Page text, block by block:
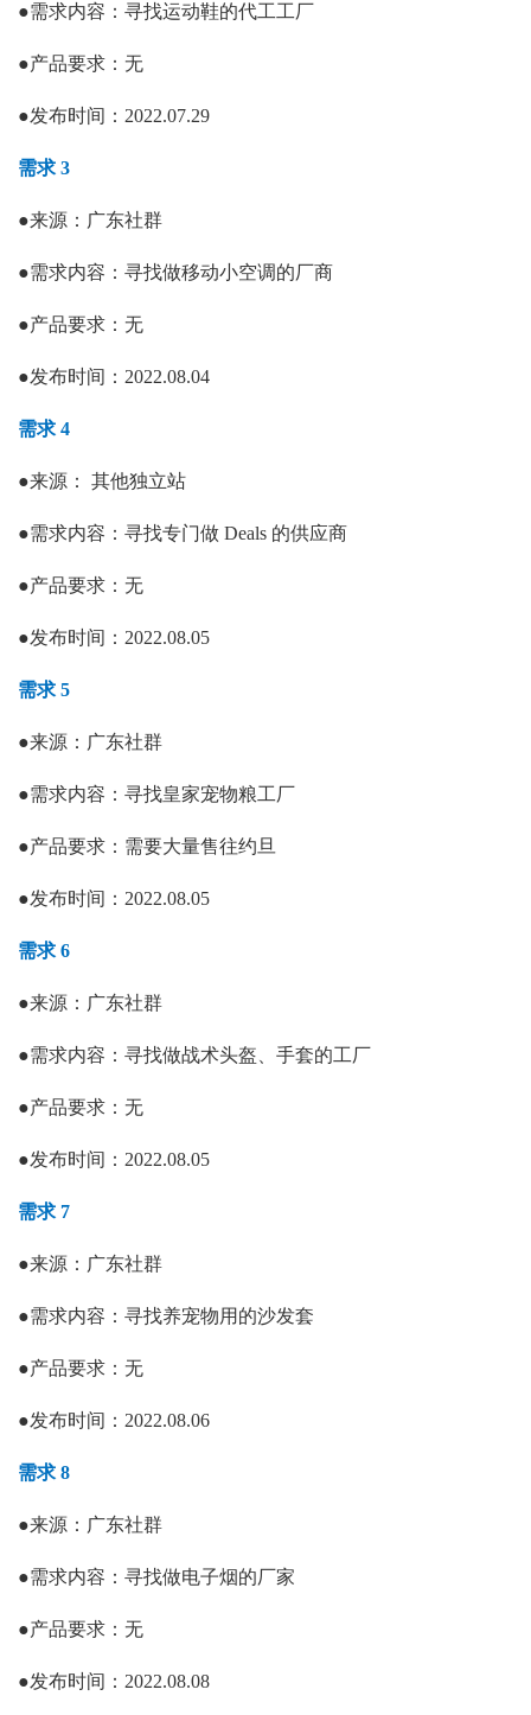
●需求内容：寻找运动鞋的代工工厂
●产品要求：无
●发布时间： 2022.07.29
需求 3
●来源：广东社群
●需求内容： 寻找做移动小空调的厂商
●产品要求： 无
●发布时间： 2022.08.04
需求 4
●来源： 其他独立站
●需求内容： 寻找专门做 Deals 的供应商
●产品要求： 无
●发布时间： 2022.08.05
需求 5
●来源： 广东社群
●需求内容： 寻找皇家宠物粮工厂
●产品要求： 需要大量售往约旦
●发布时间： 2022.08.05
需求 6
●来源：广东社群
●需求内容： 寻找做战术头盔、手套的工厂
●产品要求： 无
●发布时间： 2022.08.05
需求 7
●来源：广东社群
●需求内容： 寻找养宠物用的沙发套
●产品要求： 无
●发布时间： 2022.08.06
需求 8
●来源： 广东社群
●需求内容： 寻找做电子烟的厂家
●产品要求： 无
●发布时间： 2022.08.08